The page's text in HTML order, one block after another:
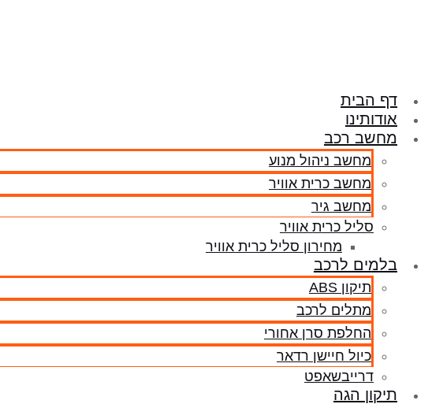
דף הבית
אודותינו
מחשב רכב
מחשב ניהול מנוע
מחשב כרית אוויר
מחשב גיר
סליל כרית אוויר
מחירון סליל כרית אוויר
בלמים לרכב
תיקון ABS
מתלים לרכב
החלפת סרן אחורי
כיול חיישן רדאר
דרייבשאפט
תיקון הגה